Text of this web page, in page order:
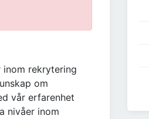
inom rekrytering
om
vår erfarenhet
nivåer inom